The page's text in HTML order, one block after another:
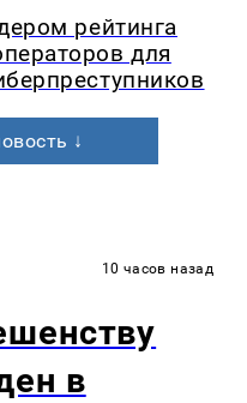
рейтинга
для
↓
10 часов назад
в